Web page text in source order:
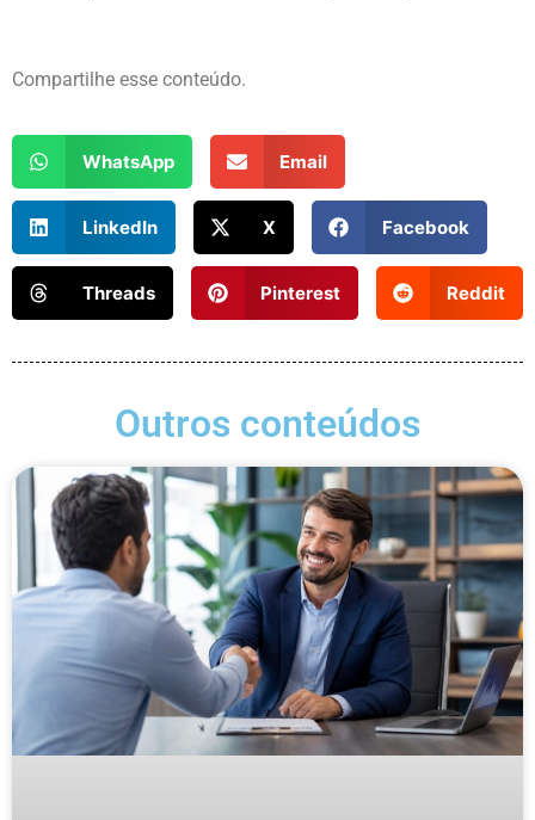
Compartilhe esse conteúdo.
WhatsApp Email
LinkedIn X Facebook
Threads Pinterest Reddit
Outros conteúdos